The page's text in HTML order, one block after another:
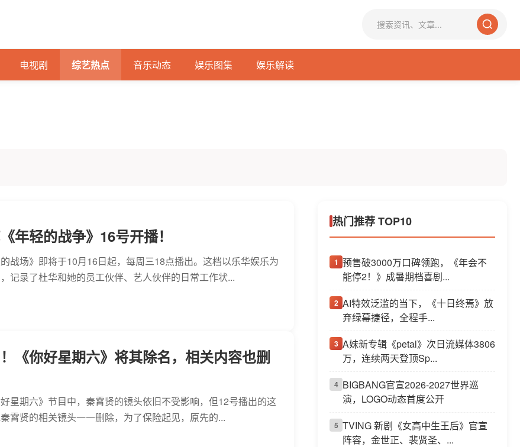
电视剧 综艺热点 音乐动态 娱乐图集 娱乐解读
年轻的战争》16号开播！
战场》即将于10月16日起，每周三18点播出。这档以乐华娱乐为
记录了杜华和她的员工伙伴、艺人伙伴的日常工作状...
《你好星期六》将其除名，相关内容也删
星期六》节目中，秦霄贤的镜头依旧不受影响，但12号播出的这
霄贤的相关镜头一一删除，为了保险起见，原先的...
热门推荐 TOP10
1 预售破3000万口碑领跑，《年会不
能停2！》成暑期档喜剧...
2 AI特效泛滥的当下，《十日终焉》放
弃绿幕捷径，全程手...
3 A妹新专辑《petal》次日流媒体3806
万，连续两天登顶Sp...
4 BIGBANG官宣2026-2027世界巡
演，LOGO动态首度公开
5 TVING 新剧《女高中生王后》官宣
阵容，金世正、裴贤圣、...